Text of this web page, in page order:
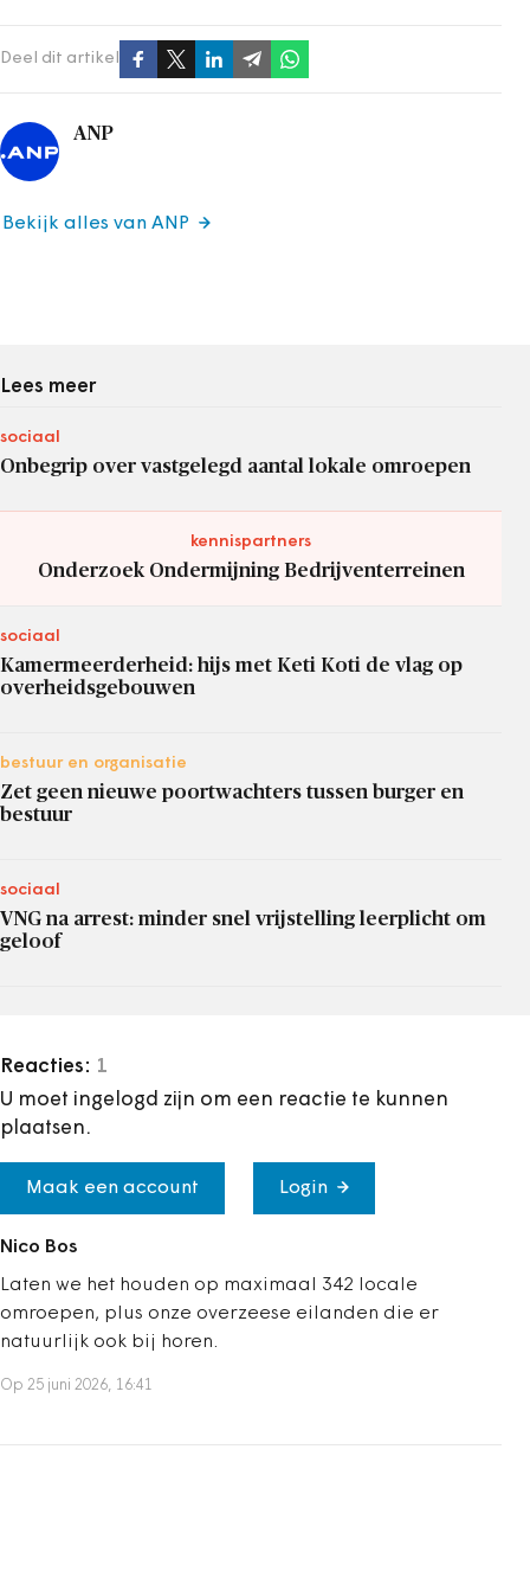
Deel dit artikel
ANP
Bekijk alles van ANP
Lees meer
sociaal
Onbegrip over vastgelegd aantal lokale omroepen
kennispartners
Onderzoek Ondermijning Bedrijventerreinen
sociaal
Kamermeerderheid: hijs met Keti Koti de vlag op
overheidsgebouwen
bestuur en organisatie
Zet geen nieuwe poortwachters tussen burger en
bestuur
sociaal
VNG na arrest: minder snel vrijstelling leerplicht om
geloof
Reacties: 1
U moet ingelogd zijn om een reactie te kunnen
plaatsen.
Maak een account Login
Nico Bos
Laten we het houden op maximaal 342 locale
omroepen, plus onze overzeese eilanden die er
natuurlijk ook bij horen.
Op 25 juni 2026, 16:41